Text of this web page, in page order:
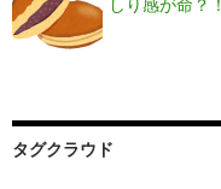
しり感が命？！
タグクラウド